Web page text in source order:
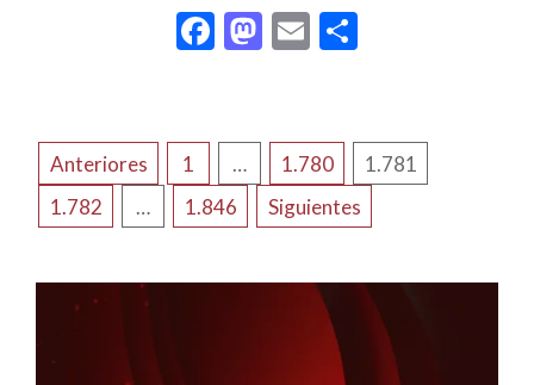
Facebook
Mastodon
Email
NAVEGACIÓN
DE
ENTRADAS
Anteriores 1 … 1.780
1.781
1.782
… 1.846 Siguientes